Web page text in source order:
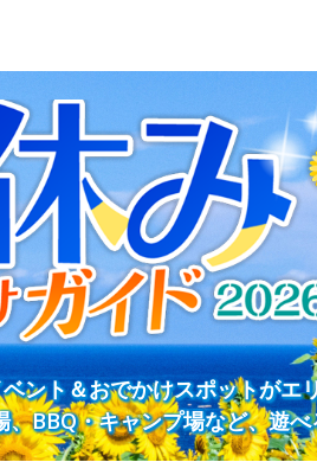
ント＆おでかけスポットがエ
BBQ・キャンプ場など、遊